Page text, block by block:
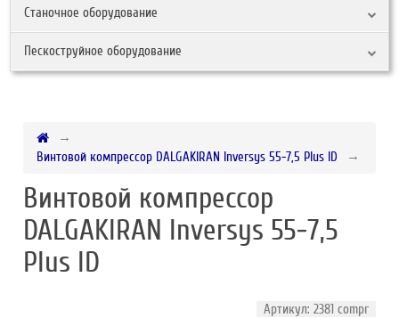
Станочное оборудование
Пескоструйное оборудование
Винтовой компрессор DALGAKIRAN Inversys 55-7,5 Plus ID
Винтовой компрессор
DALGAKIRAN Inversys 55-7,5
Plus ID
Артикул: 2381 compr